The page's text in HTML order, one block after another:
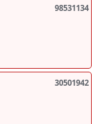
98531134
30501942